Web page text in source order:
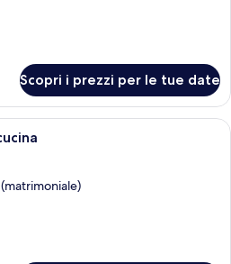
Scopri i prezzi per le tue date
Una cucina compatta in hotel, con